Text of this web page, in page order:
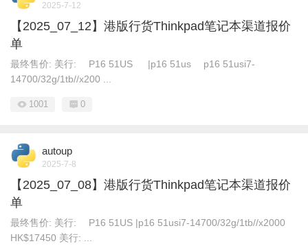
2025-7-12
【2025_07_12】港版行货Thinkpad笔记本渠道报价
单
最终售价: 美行: P16 51US |p16 51us p16 51usi7-
14700/32g/1tb//x200 ...
1001 0
autoup
2025-7-8
【2025_07_08】港版行货Thinkpad笔记本渠道报价
单
最终售价: 美行: P16 51US |p16 51usi7-14700/32g/1tb//x2000
HK$17450 美行: ...